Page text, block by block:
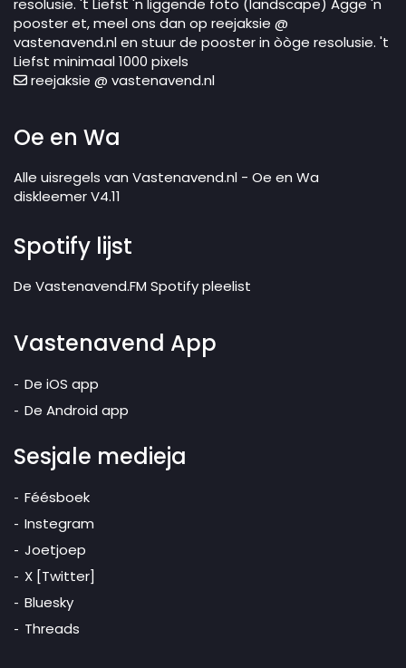
resolusie. 't Liefst 'n liggende foto (landscape) Agge 'n
pooster et, meel ons dan op reejaksie @
vastenavend.nl en stuur de pooster in òòge resolusie. 't
Liefst minimaal 1000 pixels
reejaksie @ vastenavend.nl
Oe en Wa
Alle uisregels van Vastenavend.nl - Oe en Wa
diskleemer V4.11
Spotify lijst
De Vastenavend.FM Spotify pleelist
Vastenavend App
De iOS app
De Android app
Sesjale medieja
Féésboek
Instegram
Joetjoep
X [Twitter]
Bluesky
Threads